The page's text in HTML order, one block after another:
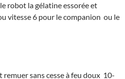
robot la gélatine essorée et
vitesse 6 pour le companion ou le
sans cesse à feu doux 10-